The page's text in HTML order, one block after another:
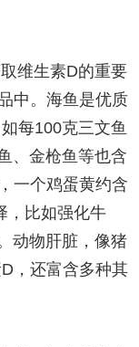
维生素D的重要
中。海鱼是优质
每100克三文鱼
、金枪鱼等也含
一个鸡蛋黄约含
，比如强化牛
动物肝脏，像猪
，还富含多种其